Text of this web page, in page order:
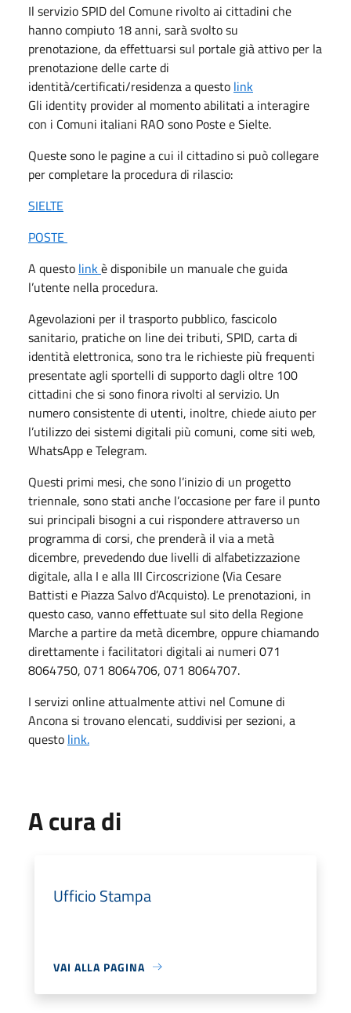
Il servizio SPID del Comune rivolto ai cittadini che
hanno compiuto 18 anni, sarà svolto su
prenotazione, da effettuarsi sul portale già attivo per la
prenotazione delle carte di
identità/certificati/residenza a questo link
Gli identity provider al momento abilitati a interagire
con i Comuni italiani RAO sono Poste e Sielte.
Queste sono le pagine a cui il cittadino si può collegare
per completare la procedura di rilascio:
SIELTE
POSTE
A questo linkè disponibile un manuale che guida
l’utente nella procedura.
Agevolazioni per il trasporto pubblico, fascicolo
sanitario, pratiche on line dei tributi, SPID, carta di
identità elettronica, sono tra le richieste più frequenti
presentate agli sportelli di supporto dagli oltre 100
cittadini che si sono finora rivolti al servizio. Un
numero consistente di utenti, inoltre, chiede aiuto per
l’utilizzo dei sistemi digitali più comuni, come siti web,
WhatsApp e Telegram.
Questi primi mesi, che sono l’inizio di un progetto
triennale, sono stati anche l’occasione per fare il punto
sui principali bisogni a cui rispondere attraverso un
programma di corsi, che prenderà il via a metà
dicembre, prevedendo due livelli di alfabetizzazione
digitale, alla I e alla III Circoscrizione (Via Cesare
Battisti e Piazza Salvo d’Acquisto). Le prenotazioni, in
questo caso, vanno effettuate sul sito della Regione
Marche a partire da metà dicembre, oppure chiamando
direttamente i facilitatori digitali ai numeri 071
8064750, 071 8064706, 071 8064707.
I servizi online attualmente attivi nel Comune di
Ancona si trovano elencati, suddivisi per sezioni, a
questo link.
A cura di
Ufficio Stampa
VAI ALLA PAGINA